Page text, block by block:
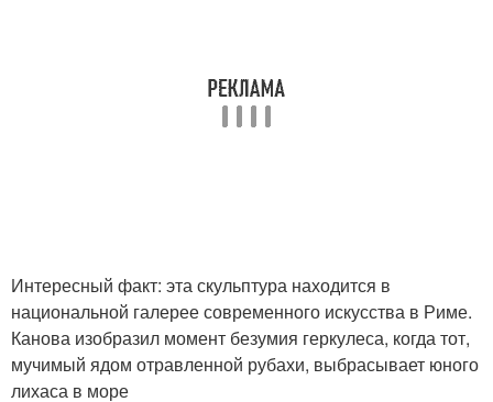
Интересный факт: эта скульптура находится в
национальной галерее современного искусства в Риме.
Канова изобразил момент безумия геркулеса, когда тот,
мучимый ядом отравленной рубахи, выбрасывает юного
лихаса в море